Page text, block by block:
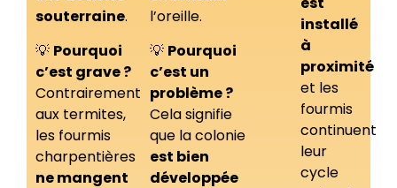
souterraine.
💡 Pourquoi
c’est grave ?
Contrairement
aux termites,
les fourmis
charpentières
ne mangent
l’oreille.
💡 Pourquoi
c’est un
problème ?
Cela signifie
que la colonie
est bien
développée
installé
à
proximité
et les
fourmis
continuent
leur
cycle